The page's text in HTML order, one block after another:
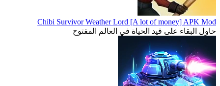
Chibi Survivor Weather Lord [A lot of money] APK Mod
حاول البقاء على قيد الحياة في العالم المفتوح